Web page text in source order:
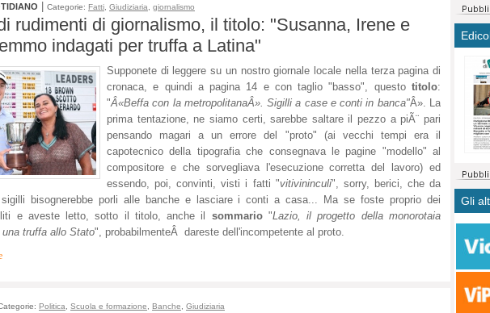
Categorie: Fatti, Giudiziaria, giornalismo
rudimenti di giornalismo, il titolo: "Susanna, Irene e
indagati per truffa a Latina"
Supponete di leggere su un nostro giornale locale nella terza pagina di
cronaca, e quindi a pagina 14 e con taglio "basso", questo titolo:
"Â«Beffa con la metropolitanaÂ». Sigilli a case e conti in banca"Â». La
prima tentazione, ne siamo certi, sarebbe saltare il pezzo a piÃ¨ pari
pensando magari a un errore del "proto" (ai vecchi tempi era il
capotecnico della tipografia che consegnava le pagine "modello" al
compositore e che sorvegliava l'esecuzione corretta del lavoro) ed
essendo, poi, convinti, visti i fatti "vitivininculi", sorry, berici, che da
bisognerebbe porli alle banche e lasciare i conti a casa... Ma se foste proprio dei
e aveste letto, sotto il titolo, anche il sommario"Lazio, il progetto della monorotaia
truffa allo Stato", probabilmenteÂ dareste dell'incompetente al proto.
Politica, Scuola e formazione, Banche, Giudiziaria
Ora
la
ma
pace
a
dei
città,
e
alta
Gli